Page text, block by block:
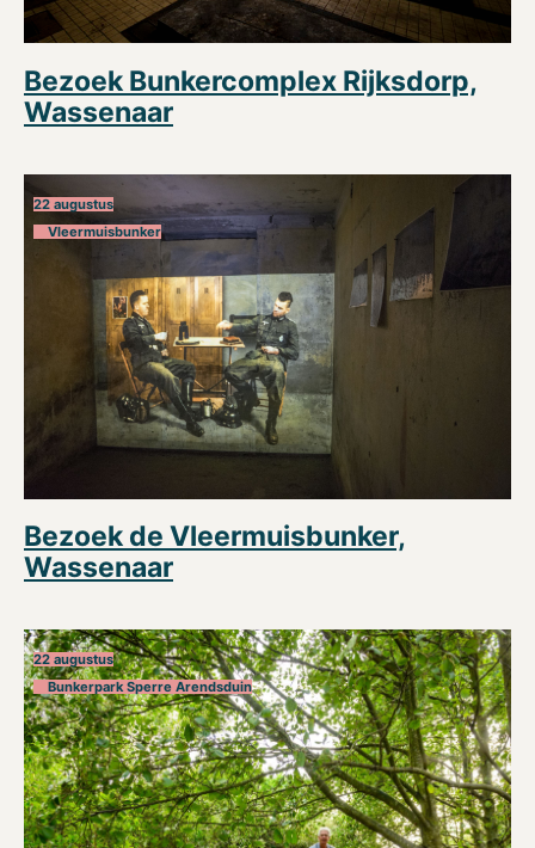
Bezoek Bunkercomplex Rijksdorp,
Wassenaar
22 augustus
Vleermuisbunker
Bezoek de Vleermuisbunker,
Wassenaar
22 augustus
Bunkerpark Sperre Arendsduin